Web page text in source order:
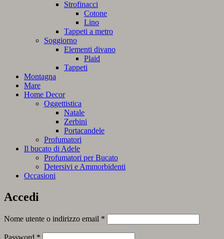
Strofinacci
Cotone
Lino
Tappeti a metro
Soggiorno
Elementi divano
Plaid
Tappeti
Montagna
Mare
Home Decor
Oggettistica
Natale
Zerbini
Portacandele
Profumatori
Il bucato di Adele
Profumatori per Bucato
Detersivi e Ammorbidenti
Occasioni
Accedi
Nome utente o indirizzo email *
Password *